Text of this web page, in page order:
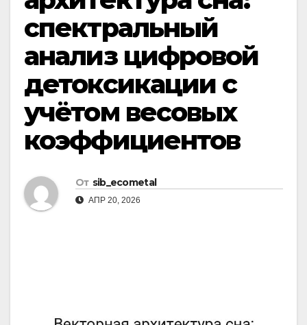
спектральный
анализ цифровой
детоксикации с
учётом весовых
коэффициентов
От sib_ecometal
АПР 20, 2026